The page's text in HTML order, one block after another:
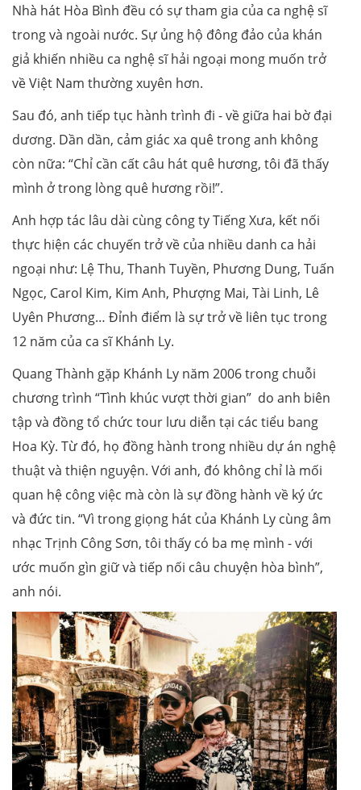
Nhà hát Hòa Bình đều có sự tham gia của ca nghệ sĩ
trong và ngoài nước. Sự ủng hộ đông đảo của khán
giả khiến nhiều ca nghệ sĩ hải ngoại mong muốn trở
về Việt Nam thường xuyên hơn.
Sau đó, anh tiếp tục hành trình đi - về giữa hai bờ đại
dương. Dần dần, cảm giác xa quê trong anh không
còn nữa: “Chỉ cần cất câu hát quê hương, tôi đã thấy
mình ở trong lòng quê hương rồi!”.
Anh hợp tác lâu dài cùng công ty Tiếng Xưa, kết nối
thực hiện các chuyến trở về của nhiều danh ca hải
ngoại như: Lệ Thu, Thanh Tuyền, Phương Dung, Tuấn
Ngọc, Carol Kim, Kim Anh, Phượng Mai, Tài Linh, Lê
Uyên Phương… Đỉnh điểm là sự trở về liên tục trong
12 năm của ca sĩ Khánh Ly.
Quang Thành gặp Khánh Ly năm 2006 trong chuỗi
chương trình “Tình khúc vượt thời gian” do anh biên
tập và đồng tổ chức tour lưu diễn tại các tiểu bang
Hoa Kỳ. Từ đó, họ đồng hành trong nhiều dự án nghệ
thuật và thiện nguyện. Với anh, đó không chỉ là mối
quan hệ công việc mà còn là sự đồng hành về ký ức
và đức tin. “Vì trong giọng hát của Khánh Ly cùng âm
nhạc Trịnh Công Sơn, tôi thấy có ba mẹ mình - với
ước muốn gìn giữ và tiếp nối câu chuyện hòa bình”,
anh nói.